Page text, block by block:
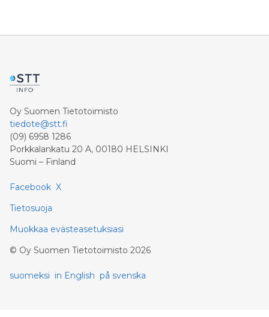
Oy Suomen Tietotoimisto
tiedote@stt.fi
(09) 6958 1286
Porkkalankatu 20 A, 00180 HELSINKI
Suomi – Finland
Facebook X
Tietosuoja
Muokkaa evästeasetuksiasi
© Oy Suomen Tietotoimisto 2026
suomeksi in English på svenska